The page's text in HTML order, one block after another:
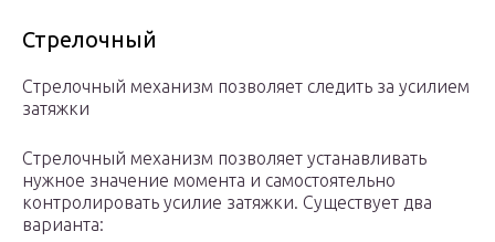
Стрелочный
Стрелочный механизм позволяет следить за усилием
затяжки
Стрелочный механизм позволяет устанавливать
нужное значение момента и самостоятельно
контролировать усилие затяжки. Существует два
варианта: